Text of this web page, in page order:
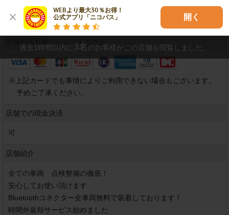
WEBより最大30％お得！
公式アプリ「ニコパス」
開く
クレジットカード
※
上記カードでも事情によりご利用できない場合もございます。
予めご了承ください。
店舗での現金決済
可
店舗紹介
全ての車両　点検整備の徹底！
安心してお使い頂けます
Bluetoothコネクター全車両無料で装着しております！
時間外返却サービス始めました
過去1時間以内に3名 のお客様がこの店舗を閲覧しました。